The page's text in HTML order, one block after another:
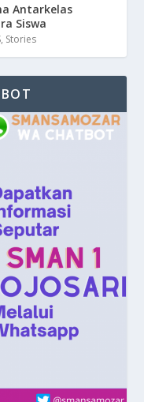
Antarkelas
Siswa
, Stories